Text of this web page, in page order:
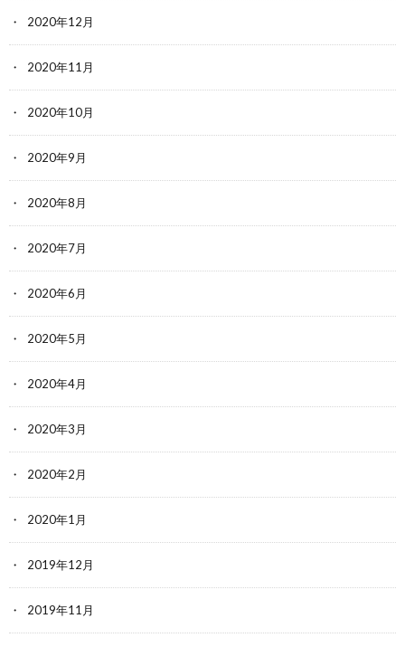
2020年12月
2020年11月
2020年10月
2020年9月
2020年8月
2020年7月
2020年6月
2020年5月
2020年4月
2020年3月
2020年2月
2020年1月
2019年12月
2019年11月